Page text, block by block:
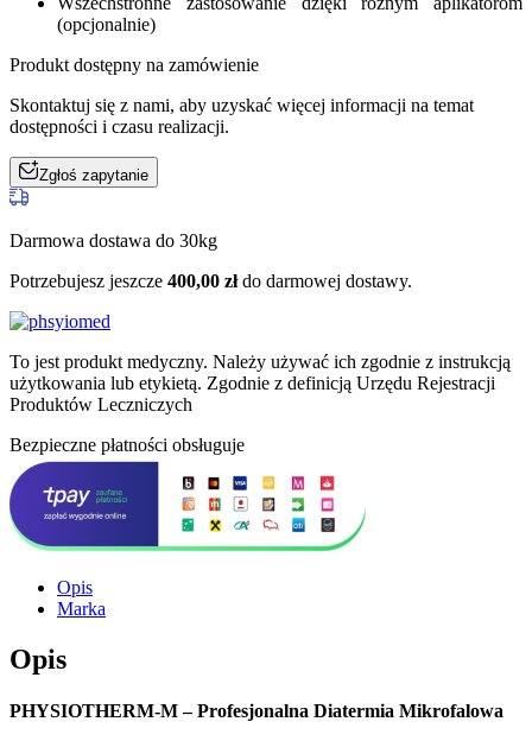
(opcjonalnie)
Produkt dostępny na zamówienie
Skontaktuj się z nami, aby uzyskać więcej informacji na temat
dostępności i czasu realizacji.
Zgłoś zapytanie
Darmowa dostawa do 30kg
Potrzebujesz jeszcze 400,00 złdo darmowej dostawy.
To jest produkt medyczny. Należy używać ich zgodnie z instrukcją
użytkowania lub etykietą. Zgodnie z definicją Urzędu Rejestracji
Produktów Leczniczych
Bezpieczne płatności obsługuje
Opis
Marka
Opis
PHYSIOTHERM-M – Profesjonalna Diatermia Mikrofalowa